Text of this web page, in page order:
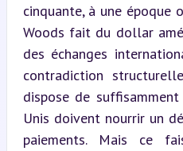
cinquante, à une
Woods fait du dollar
des échanges
contradiction
dispose de
Unis doivent nourrir un
paiements. Mais ce